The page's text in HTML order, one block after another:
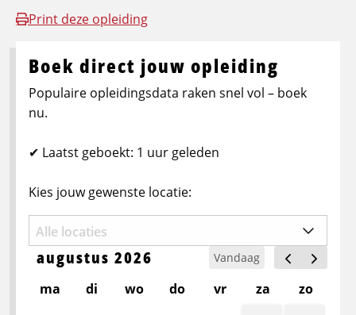
Print deze opleiding
Boek direct jouw opleiding
Populaire opleidingsdata raken snel vol – boek
nu.
✔ Laatst geboekt: 1 uur geleden
Kies jouw gewenste locatie:
augustus 2026 Vandaag
ma di wo do vr za
zo